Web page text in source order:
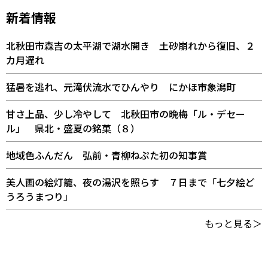
新着情報
北秋田市森吉の太平湖で湖水開き 土砂崩れから復旧、２
カ月遅れ
猛暑を逃れ、元滝伏流水でひんやり にかほ市象潟町
甘さ上品、少し冷やして 北秋田市の晩梅「ル・デセー
ル」 県北・盛夏の銘菓（８）
地域色ふんだん 弘前・青柳ねぷた初の知事賞
美人画の絵灯籠、夜の湯沢を照らす ７日まで「七夕絵ど
うろうまつり」
もっと見る＞